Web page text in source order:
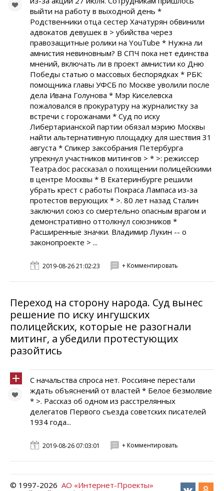
выйти на работу в выходной день *
Родственники отца сестер Хачатурян обвинили
адвокатов девушек в > убийства через
правозащитные ролики на YouTube * Нужна ли
амнистия невиновным? В СПЧ пока нет единства
мнений, включать ли в проект амнистии ко Дню
Победы статью о массовых беспорядках * РБК:
помощника главы УФСБ по Москве уволили после
дела Ивана Голунова * Мэр Киселевска
пожаловался в прокуратуру на журналистку за
встречи с горожанами * Суд по иску
Либертарианской партии обязал мэрию Москвы
найти альтернативную площадку для шествия 31
августа * Спикер заксобрания Петербурга
упрекнул участников митингов > * >: режиссер
Театра.doc рассказал о похищении полицейскими
в центре Москвы * В Екатеринбурге решили
убрать крест с работы Покраса Лампаса из-за
протестов верующих * >. 80 лет назад Сталин
заключил союз со смертельно опасным врагом и
демонстративно оттолкнул союзников *
Расширенные значки. Владимир Лукин -- о
законопроекте > ...
2019-08-26 21:02:23 + Комментировать
Переход на сторону народа. Суд вынес
решение по иску ингушских
полицейских, которые не разогнали
митинг, а убедили протестующих
разойтись
С начальства спроса нет. Россияне перестали
ждать объяснений от властей * Белое безмолвие
* >. Рассказ об одном из расстрелянных
делегатов Первого съезда советских писателей
1934 года...
2019-08-26 07:03:01 + Комментировать
© 1997-2026 АО «Интернет-Проекты»